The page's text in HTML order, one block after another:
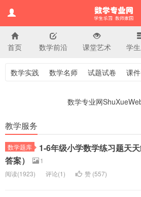
小学数学
首页 数学前沿 课堂艺术 学
数学实践 数学名师 试题试卷 课
数学专业网
教学服务
数学题库
1-6年级小学数学练习题天
答案）
1
阅读(1923) 评论(1) 赞 (557)